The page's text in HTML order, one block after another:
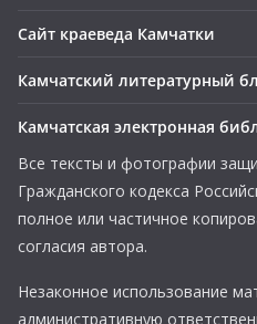
Сайт краеведа Камчатки
Камчатский литературный
Камчатская электронная
Все тексты и фотографии
Гражданского кодекса
полное или частичное
согласия автора.
Незаконное использование
административную